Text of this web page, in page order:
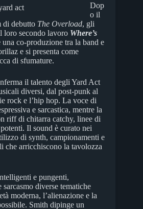
Dop
o il
di debutto The Overload, gli
loro secondo lavoro Where’s
una co-produzione tra la band e
e si presenta come
di sfumature.
il talento degli Yard Act
diversi, dal post-punk al
rock e l’hip hop. La voce di
e sarcastica, mentre la
riff di chitarra catchy, linee di
Il sound è curato nei
di synth, campionamenti e
che arricchiscono la tavolozza
e pungenti,
diverse tematiche
moderna, l’alienazione e la
Smith dipinge un